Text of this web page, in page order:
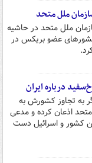
ملل متحد
ملل متحد در حاشیه
عضو بریکس در
درباره ایران
به تجاوز کشورش به
اذعان کرده و مدعی
کشور و اسرائیل دست